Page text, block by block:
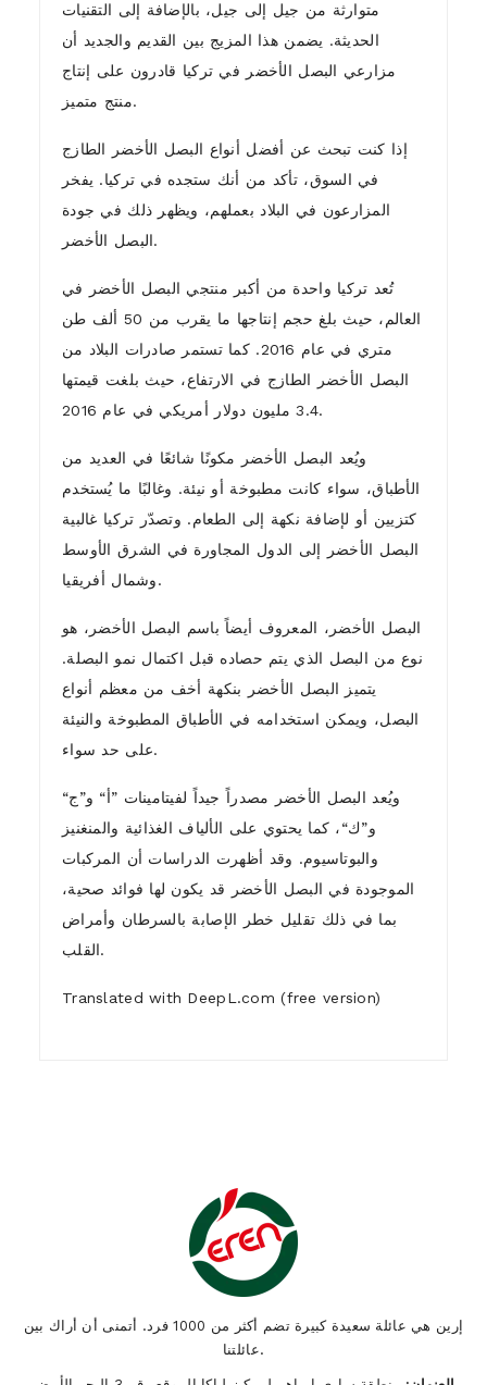
متوارثة من جيل إلى جيل، بالإضافة إلى التقنيات
الحديثة. يضمن هذا المزيج بين القديم والجديد أن
مزارعي البصل الأخضر في تركيا قادرون على إنتاج
منتج متميز.
إذا كنت تبحث عن أفضل أنواع البصل الأخضر الطازج
في السوق، تأكد من أنك ستجده في تركيا. يفخر
المزارعون في البلاد بعملهم، ويظهر ذلك في جودة
البصل الأخضر.
تُعد تركيا واحدة من أكبر منتجي البصل الأخضر في
العالم، حيث بلغ حجم إنتاجها ما يقرب من 50 ألف طن
متري في عام 2016. كما تستمر صادرات البلاد من
البصل الأخضر الطازج في الارتفاع، حيث بلغت قيمتها
3.4 مليون دولار أمريكي في عام 2016.
ويُعد البصل الأخضر مكونًا شائعًا في العديد من
الأطباق، سواء كانت مطبوخة أو نيئة. وغالبًا ما يُستخدم
كتزيين أو لإضافة نكهة إلى الطعام. وتصدّر تركيا غالبية
البصل الأخضر إلى الدول المجاورة في الشرق الأوسط
وشمال أفريقيا.
البصل الأخضر، المعروف أيضاً باسم البصل الأخضر، هو
نوع من البصل الذي يتم حصاده قبل اكتمال نمو البصلة.
يتميز البصل الأخضر بنكهة أخف من معظم أنواع
البصل، ويمكن استخدامه في الأطباق المطبوخة والنيئة
على حد سواء.
ويُعد البصل الأخضر مصدراً جيداً لفيتامينات ”أ“ و”ج“
و”ك“، كما يحتوي على الألياف الغذائية والمنغنيز
والبوتاسيوم. وقد أظهرت الدراسات أن المركبات
الموجودة في البصل الأخضر قد يكون لها فوائد صحية،
بما في ذلك تقليل خطر الإصابة بالسرطان وأمراض
القلب.
Translated with DeepL.com (free version)
إرين هي عائلة سعيدة كبيرة تضم أكثر من 1000 فرد. أتمنى أن أراك بين
عائلتنا.